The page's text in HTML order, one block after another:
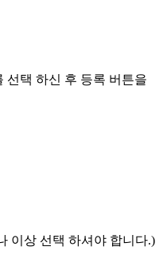
선택 하신 후 등록 버튼을
이상 선택 하셔야 합니다.)